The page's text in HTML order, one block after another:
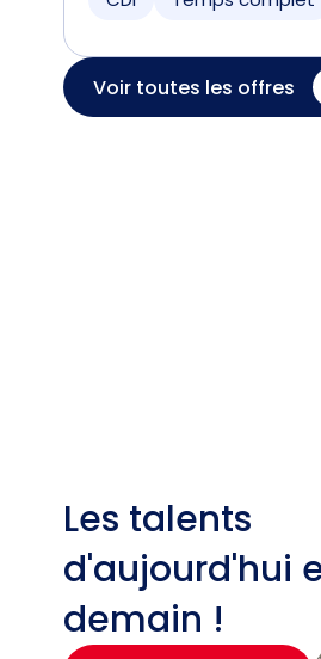
Voir toutes les offres
Les talents
d'aujourd'hui
demain !